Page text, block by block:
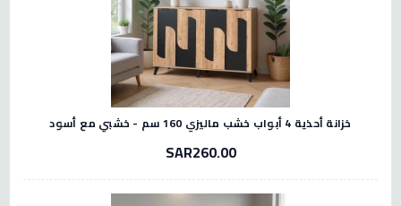
خزانة أحذية 4 أبواب خشب ماليزي 160 سم - خشبي مع أسود
SAR260.00